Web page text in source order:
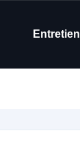
Entretien